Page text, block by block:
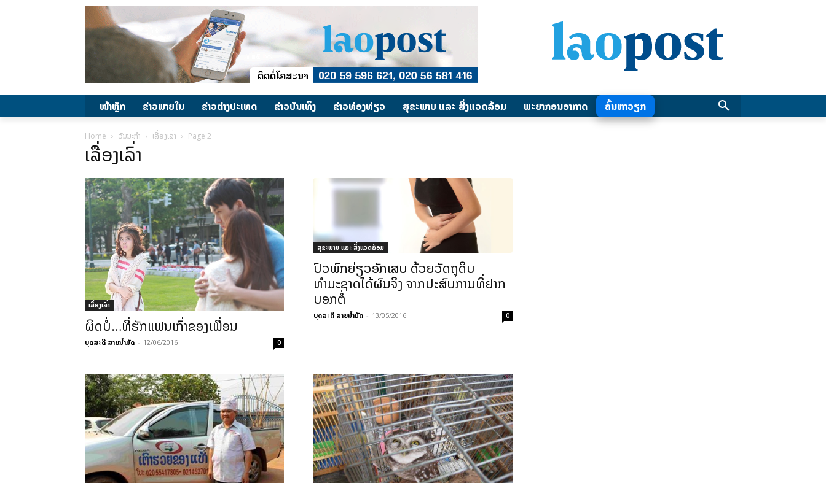
ໜ້າຫຼັກ ຂ່າວພາຍ​ໃນ ຂ່າວຕ່າງປະເທດ ​ຂ່າວບັນເທິງ ​ຂ່າວທ່ອງທ່ຽວ ສຸຂະພາບ ແລະ ສີ່ງແວດລ້ອມ ພະຍາກອນອາກາດ ຄົ້ນຫາວຽກ
Home ວັນນະກຳ ເລື່ອງເລົ່າ Page 2
ເລື່ອງເລົ່າ
ເລື່ອງເລົ່າ
ຜິດບໍ່…ທີ່ຮັກແຟນເກົ່າຂອງເພື່ອນ
ບຸດສະດີ ສາຍນ້ຳມັດ - 12/06/2016 0
ສຸຂະພາບ ແລະ ສີ່ງແວດລ້ອມ
ປົວພົກຍ່ຽວອັກເສບ ດ້ວຍວັດຖຸດິບ
ທຳມະຊາດໄດ້ຜົນຈິງ ຈາກປະສົບການທີ່ຢາກ
ບອກຕໍ່
ບຸດສະດີ ສາຍນ້ຳມັດ - 13/05/2016 0